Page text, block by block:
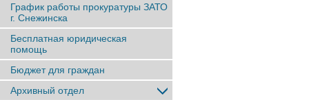
График работы прокуратуры ЗАТО
г. Снежинска
Бесплатная юридическая
помощь
Бюджет для граждан
Архивный отдел